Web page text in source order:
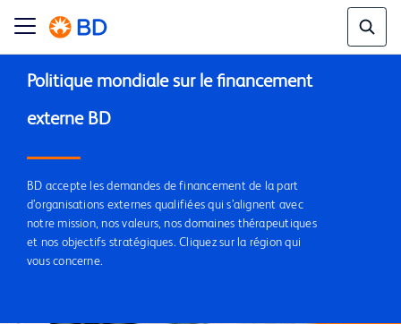
Politique mondiale sur le financement
externe BD
BD accepte les demandes de financement de la part
d’organisations externes qualifiées qui s’alignent avec
notre mission, nos valeurs, nos domaines thérapeutiques
et nos objectifs stratégiques. Cliquez sur la région qui
vous concerne.